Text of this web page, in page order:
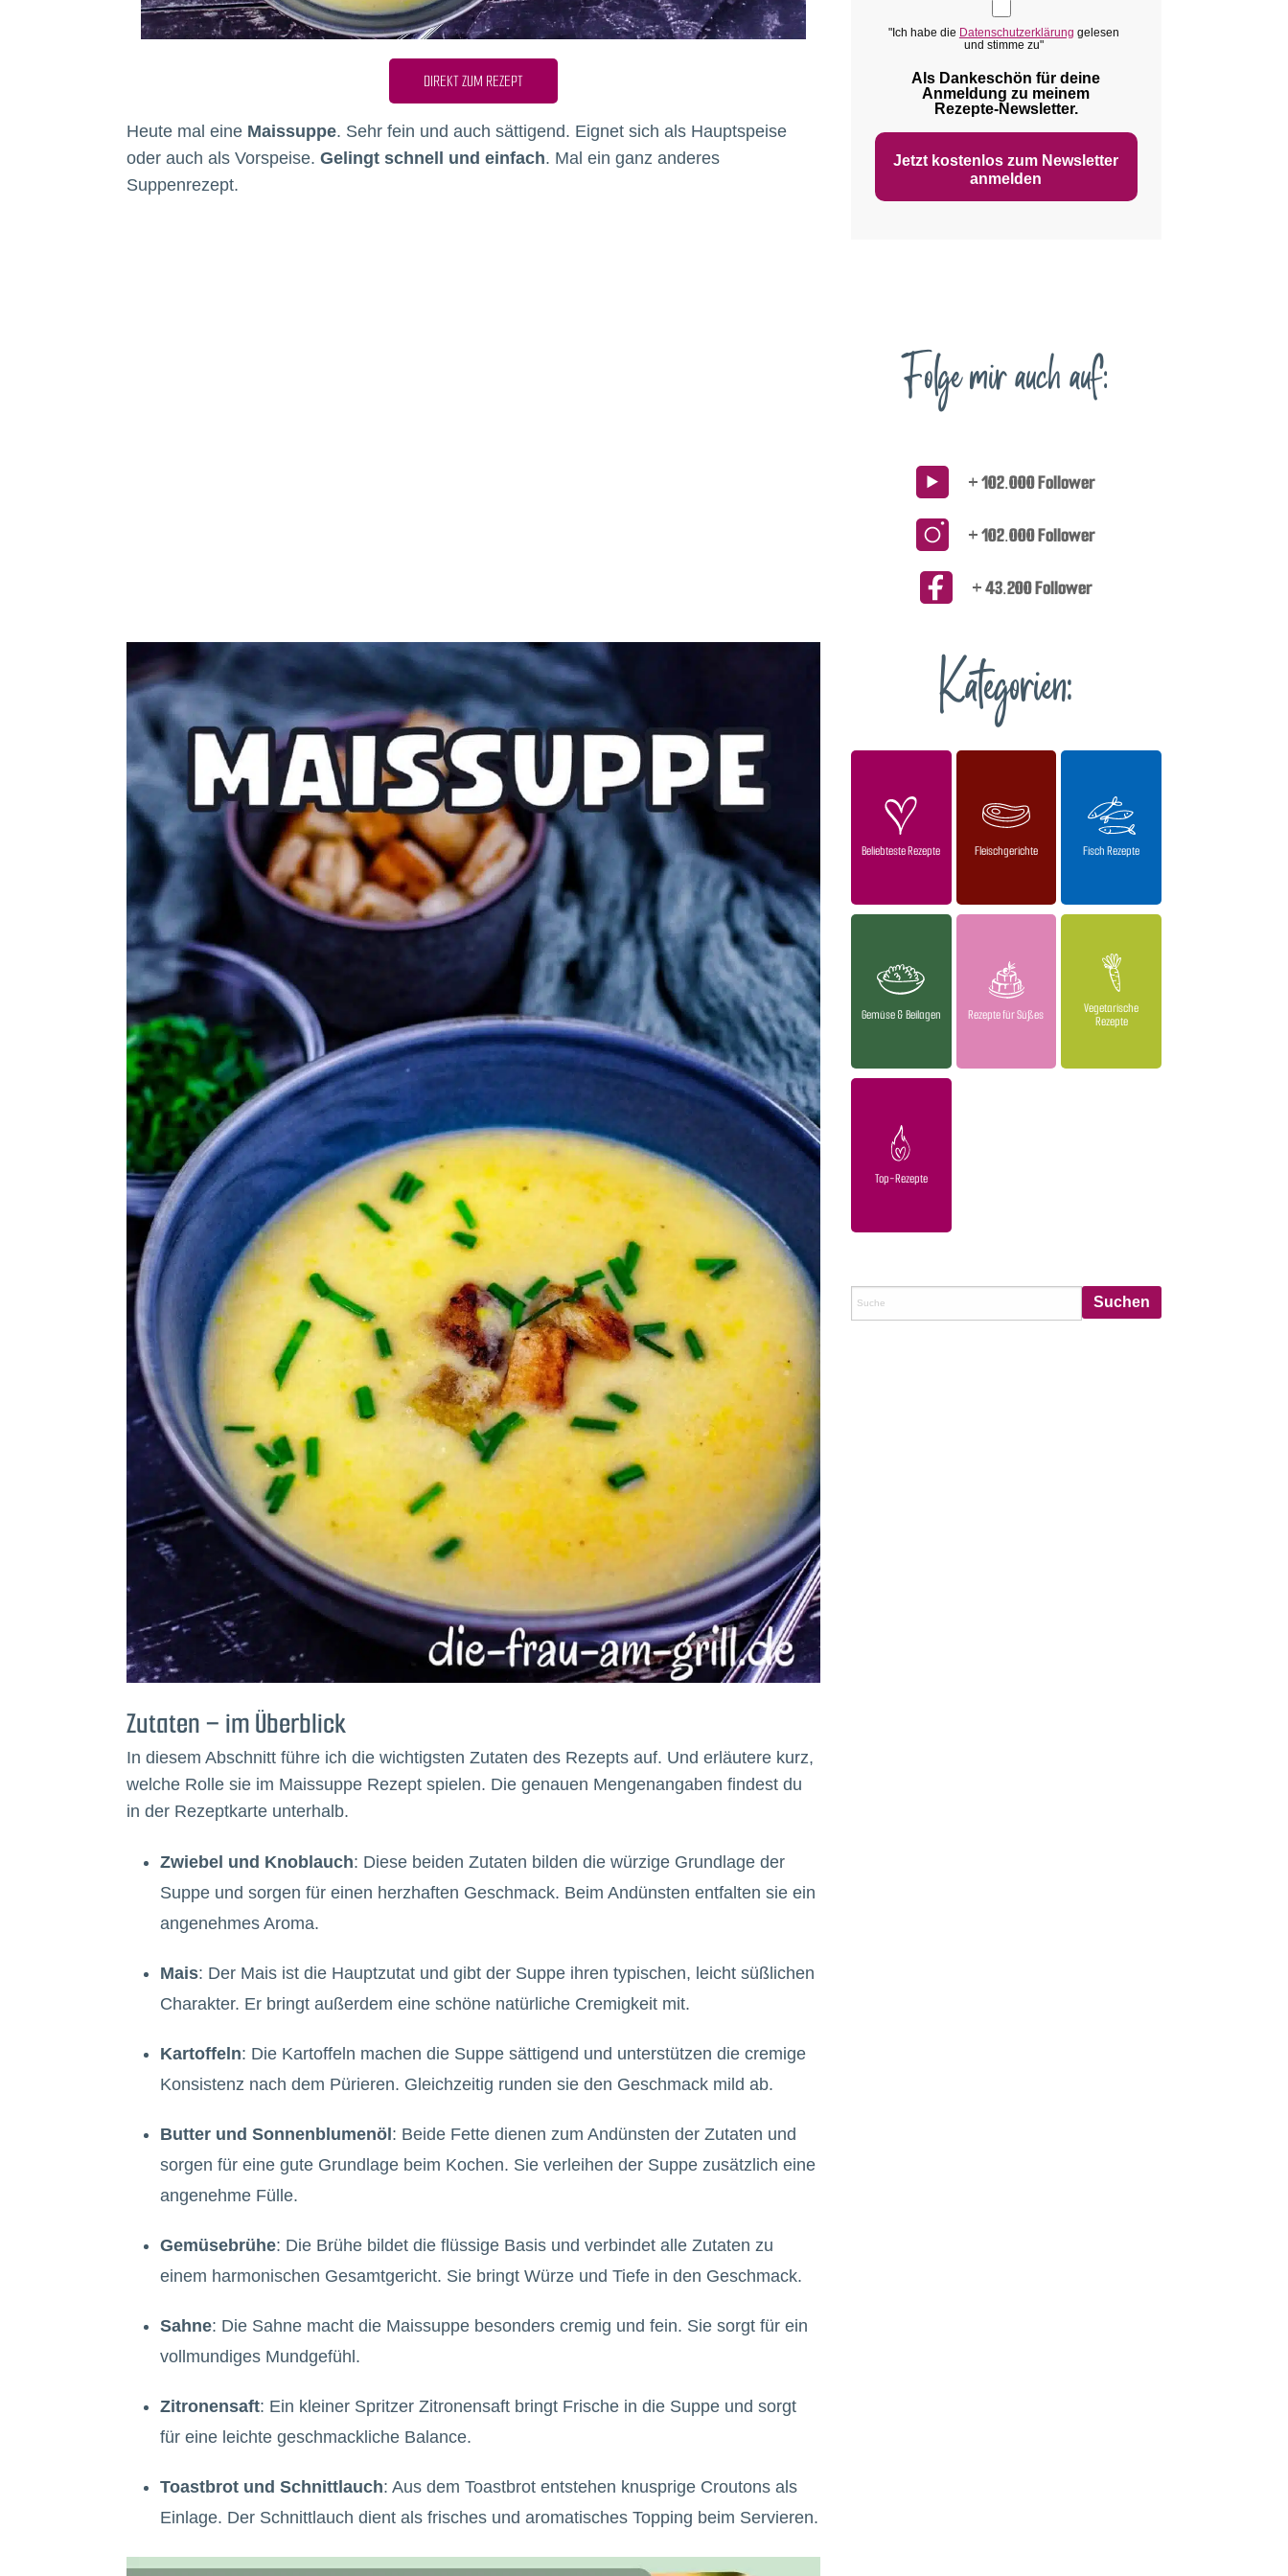
DIREKT ZUM REZEPT
Heute mal eine Maissuppe. Sehr fein und auch sättigend. Eignet sich als Hauptspeise
oder auch als Vorspeise. Gelingt schnell und einfach. Mal ein ganz anderes
Suppenrezept.
Zutaten – im Überblick
In diesem Abschnitt führe ich die wichtigsten Zutaten des Rezepts auf. Und erläutere kurz,
welche Rolle sie im Maissuppe Rezept spielen. Die genauen Mengenangaben findest du
in der Rezeptkarte unterhalb.
Zwiebel und Knoblauch: Diese beiden Zutaten bilden die würzige Grundlage der
Suppe und sorgen für einen herzhaften Geschmack. Beim Andünsten entfalten sie ein
angenehmes Aroma.
Mais: Der Mais ist die Hauptzutat und gibt der Suppe ihren typischen, leicht süßlichen
Charakter. Er bringt außerdem eine schöne natürliche Cremigkeit mit.
Kartoffeln: Die Kartoffeln machen die Suppe sättigend und unterstützen die cremige
Konsistenz nach dem Pürieren. Gleichzeitig runden sie den Geschmack mild ab.
Butter und Sonnenblumenöl: Beide Fette dienen zum Andünsten der Zutaten und
sorgen für eine gute Grundlage beim Kochen. Sie verleihen der Suppe zusätzlich eine
angenehme Fülle.
Gemüsebrühe: Die Brühe bildet die flüssige Basis und verbindet alle Zutaten zu
einem harmonischen Gesamtgericht. Sie bringt Würze und Tiefe in den Geschmack.
Sahne: Die Sahne macht die Maissuppe besonders cremig und fein. Sie sorgt für ein
vollmundiges Mundgefühl.
Zitronensaft: Ein kleiner Spritzer Zitronensaft bringt Frische in die Suppe und sorgt
für eine leichte geschmackliche Balance.
Toastbrot und Schnittlauch: Aus dem Toastbrot entstehen knusprige Croutons als
Einlage. Der Schnittlauch dient als frisches und aromatisches Topping beim Servieren.
"Ich habe die Datenschutzerklärung gelesen
und stimme zu"
Als Dankeschön für deine
Anmeldung zu meinem
Rezepte‑Newsletter.
Jetzt kostenlos zum Newsletter
anmelden
Folge mir auch auf:
+ 102.000 Follower
+ 102.000 Follower
+ 43.200 Follower
Kategorien:
Beliebteste Rezepte Fleischgerichte Fisch Rezepte
Gemüse & Beilagen Rezepte für Süßes
Vegetarische
Rezepte
Top-Rezepte